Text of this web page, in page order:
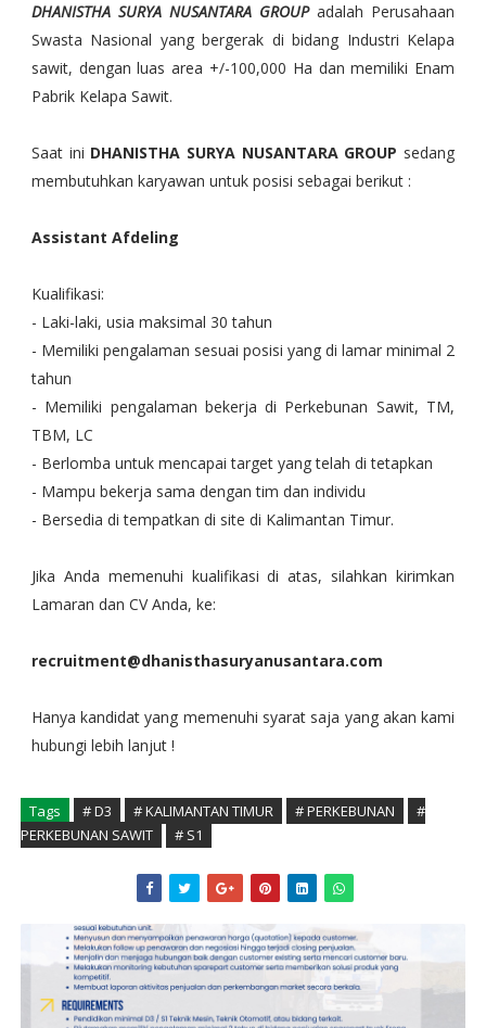
DHANISTHA SURYA NUSANTARA GROUP adalah Perusahaan
Swasta Nasional yang bergerak di bidang Industri Kelapa
sawit, dengan luas area +/-100,000 Ha dan memiliki Enam
Pabrik Kelapa Sawit.
Saat ini DHANISTHA SURYA NUSANTARA GROUP sedang
membutuhkan karyawan untuk posisi sebagai berikut :
Assistant Afdeling
Kualifikasi:
- Laki-laki, usia maksimal 30 tahun
- Memiliki pengalaman sesuai posisi yang di lamar minimal 2
tahun
- Memiliki pengalaman bekerja di Perkebunan Sawit, TM,
TBM, LC
- Berlomba untuk mencapai target yang telah di tetapkan
- Mampu bekerja sama dengan tim dan individu
- Bersedia di tempatkan di site di Kalimantan Timur.
Jika Anda memenuhi kualifikasi di atas, silahkan kirimkan
Lamaran dan CV Anda, ke:
recruitment@dhanisthasuryanusantara.com
Hanya kandidat yang memenuhi syarat saja yang akan kami
hubungi lebih lanjut !
Tags # D3 # KALIMANTAN TIMUR # PERKEBUNAN
#
PERKEBUNAN SAWIT
# S1